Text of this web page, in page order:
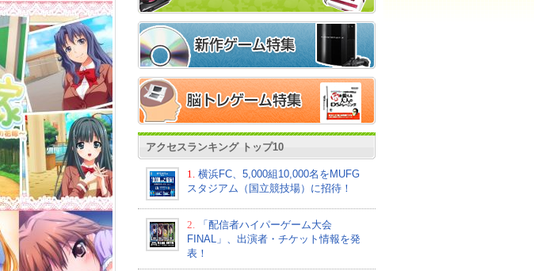
アクセスランキング トップ10
1.
横浜FC、5,000組10,000名をMUFG
スタジアム（国立競技場）に招待！
2.
「配信者ハイパーゲーム大会
FINAL」、出演者・チケット情報を発
表！